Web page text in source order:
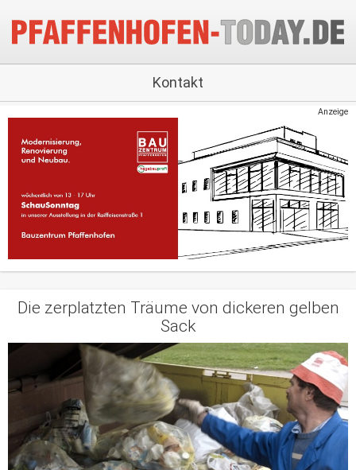
Kontakt
Anzeige
Die zerplatzten Träume von dickeren gelben
Sack